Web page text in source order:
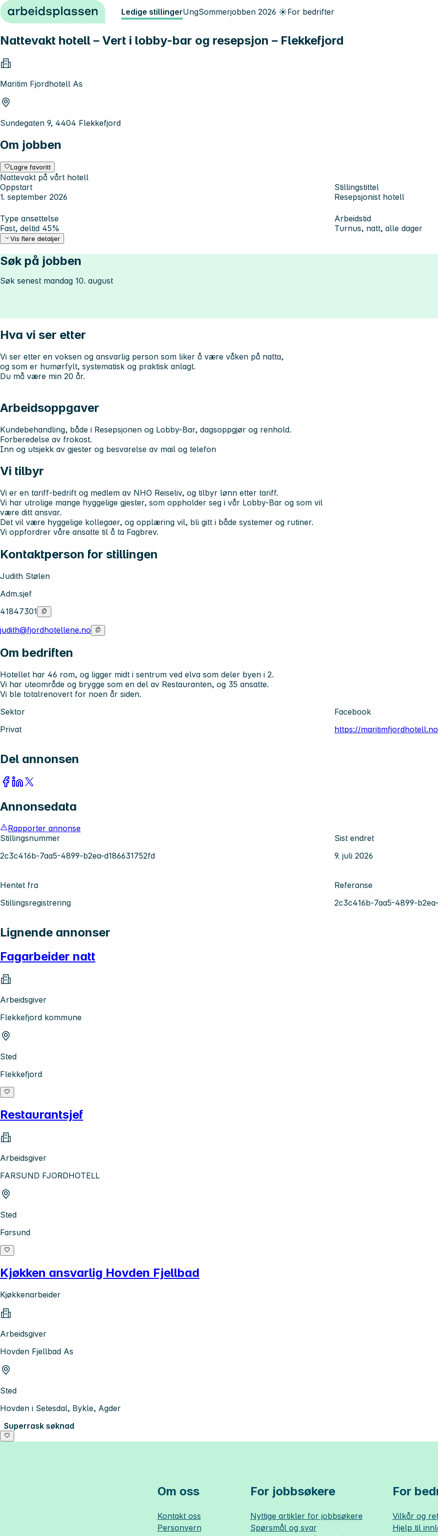
Hopp til innhold Ledige stillingerUngSommerjobben 2026 ☀️For bedrifter
Nattevakt hotell – Vert i lobby-bar og resepsjon – Flekkefjord
Maritim Fjordhotell As
Sundegaten 9, 4404 Flekkefjord
Om jobben
Lagre favoritt
Nattevakt på vårt hotell
Oppstart
1. september 2026
Stillingstittel
Resepsjonist hotell
Type ansettelse
Fast, deltid 45%
Arbeidstid
Turnus, natt, alle dager
Vis flere detaljer
Søk på jobben
Søk senest mandag 10. august
Hva vi ser etter
Vi ser etter en voksen og ansvarlig person som liker å være våken på natta,
og som er humørfylt, systematisk og praktisk anlagt.
Du må være min 20 år.
Arbeidsoppgaver
Kundebehandling, både i Resepsjonen og Lobby-Bar, dagsoppgjør og renhold.
Forberedelse av frokost.
Inn og utsjekk av gjester og besvarelse av mail og telefon
Vi tilbyr
Vi er en tariff-bedrift og medlem av NHO Reiseliv, og tilbyr lønn etter tariff.
Vi har utrolige mange hyggelige gjester, som oppholder seg i vår Lobby-Bar og som vil
være ditt ansvar.
Det vil være hyggelige kollegaer, og opplæring vil, bli gitt i både systemer og rutiner.
Vi oppfordrer våre ansatte til å ta Fagbrev.
Kontaktperson for stillingen
Judith Stølen
Adm.sjef
41847301
judith@fjordhotellene.no
Om bedriften
Hotellet har 46 rom, og ligger midt i sentrum ved elva som deler byen i 2.
Vi har uteområde og brygge som en del av Restauranten, og 35 ansatte.
Vi ble totalrenovert for noen år siden.
Sektor
Privat
Facebook
https://
Del annonsen
Annonsedata
Rapporter annonse
Stillingsnummer
2c3c416b-7aa5-4899-b2ea-d186631752fd
Sist endret
9. juli 2026
Hentet fra
Stillingsregistrering
Referanse
2c3c416b-7aa5-4899-
Lignende annonser
Fagarbeider natt
Arbeidsgiver
Flekkefjord kommune
Sted
Flekkefjord
Restaurantsjef
Arbeidsgiver
FARSUND FJORDHOTELL
Sted
Farsund
Kjøkken ansvarlig Hovden Fjellbad
Kjøkkenarbeider
Arbeidsgiver
Hovden Fjellbad As
Sted
Hovden i Setesdal, Bykle, Agder
Superrask søknad
Om oss
Kontakt oss
Personvern
For jobbsøkere
Nyttige artikler for jobbsøkere
Spørsmål og svar
For
Vilkår og
Hjelp til